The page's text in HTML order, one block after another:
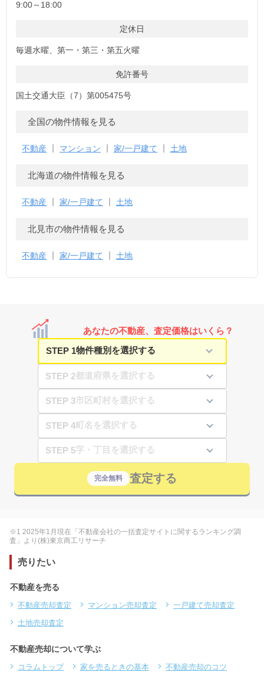
9:00～18:00
定休日
毎週水曜、第一・第三・第五火曜
免許番号
国土交通大臣（7）第005475号
全国の物件情報を見る
不動産 マンション 家/一戸建て 土地
北海道の物件情報を見る
不動産 家/一戸建て 土地
北見市の物件情報を見る
不動産 家/一戸建て 土地
あなたの不動産、査定価格はいくら？
STEP 1
STEP 2
STEP 3
STEP 4
STEP 5
完全無料 査定する
※1 2025年1月現在「不動産会社の一括査定サイトに関するランキング調
査」より(株)東京商工リサーチ
売りたい
不動産を売る
不動産売却査定 マンション売却査定
一戸建て売却査定
土地売却査定
不動産売却について学ぶ
コラムトップ 家を売るときの基本
不動産売却のコツ